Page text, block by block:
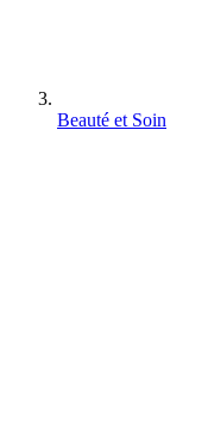
Beauté et Soin